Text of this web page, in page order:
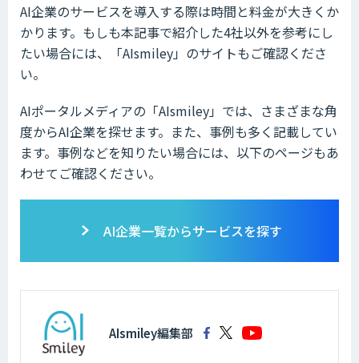
AI企業のサービスを導入する際は時間と料金が大きくか
かります。もしも本記事で紹介した4社以外を参考にし
たい場合には、「AIsmiley」のサイトもご確認くださ
い。
AIポータルメディアの「AIsmiley」では、さまざまな角
度からAI企業を探せます。また、事例も多く記載してい
ます。事例などを知りたい場合には、以下のページもあ
わせてご確認ください。
AI企業一覧からサービスを探す
AIsmiley編集部